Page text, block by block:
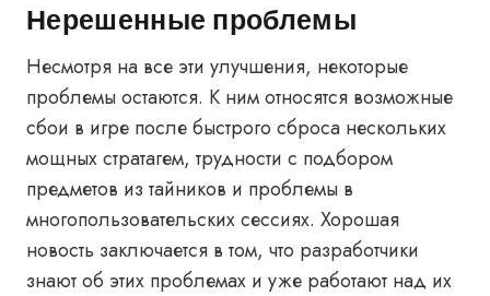
Нерешенные проблемы
Несмотря на все эти улучшения, некоторые
проблемы остаются. К ним относятся возможные
сбои в игре после быстрого сброса нескольких
мощных стратагем, трудности с подбором
предметов из тайников и проблемы в
многопользовательских сессиях. Хорошая
новость заключается в том, что разработчики
знают об этих проблемах и уже работают над их